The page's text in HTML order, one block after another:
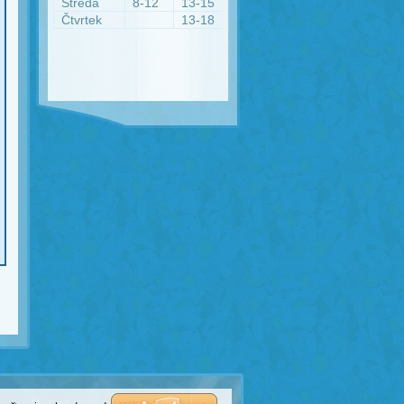
Čtvrtek
13-18